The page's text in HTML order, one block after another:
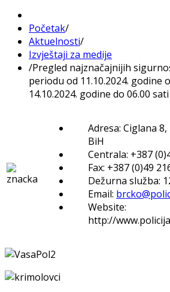
Početak/
Aktuelnosti/
Izvještaji za medije
/Pregled najznačajnijih
periodu od 11.10.2024. godine
14.10.2024. godine do 06.00 sati
Adresa: Ciglana
BiH
Centrala: +387
Fax: +387 (0)49
Dežurna služba:
Email:
Website:
http://